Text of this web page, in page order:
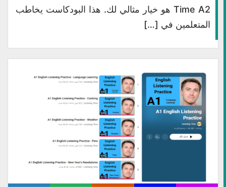
Time A2 هو خيار مثالي لك. هذا البودكاست يخاطب
المتعلمين في […]